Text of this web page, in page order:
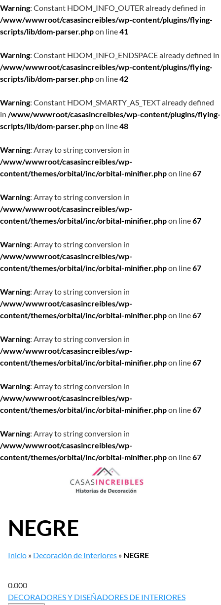
Warning: Constant HDOM_INFO_OUTER already defined in
/www/wwwroot/casasincreibles/wp-content/plugins/flying-
scripts/lib/dom-parser.phpon line41
Warning: Constant HDOM_INFO_ENDSPACE already defined in
/www/wwwroot/casasincreibles/wp-content/plugins/flying-
scripts/lib/dom-parser.phpon line42
Warning: Constant HDOM_SMARTY_AS_TEXT already defined
in /www/wwwroot/casasincreibles/wp-content/plugins/flying-
scripts/lib/dom-parser.phpon line48
Warning: Array to string conversion in
/www/wwwroot/casasincreibles/wp-
content/themes/orbital/inc/orbital-minifier.phpon line67
Warning: Array to string conversion in
/www/wwwroot/casasincreibles/wp-
content/themes/orbital/inc/orbital-minifier.phpon line67
Warning: Array to string conversion in
/www/wwwroot/casasincreibles/wp-
content/themes/orbital/inc/orbital-minifier.phpon line67
Warning: Array to string conversion in
/www/wwwroot/casasincreibles/wp-
content/themes/orbital/inc/orbital-minifier.phpon line67
Warning: Array to string conversion in
/www/wwwroot/casasincreibles/wp-
content/themes/orbital/inc/orbital-minifier.phpon line67
Warning: Array to string conversion in
/www/wwwroot/casasincreibles/wp-
content/themes/orbital/inc/orbital-minifier.phpon line67
Warning: Array to string conversion in
/www/wwwroot/casasincreibles/wp-
content/themes/orbital/inc/orbital-minifier.phpon line67
NEGRE
Inicio » Decoración de Interiores » NEGRE
0.000
DECORADORES Y DISEÑADORES DE INTERIORES